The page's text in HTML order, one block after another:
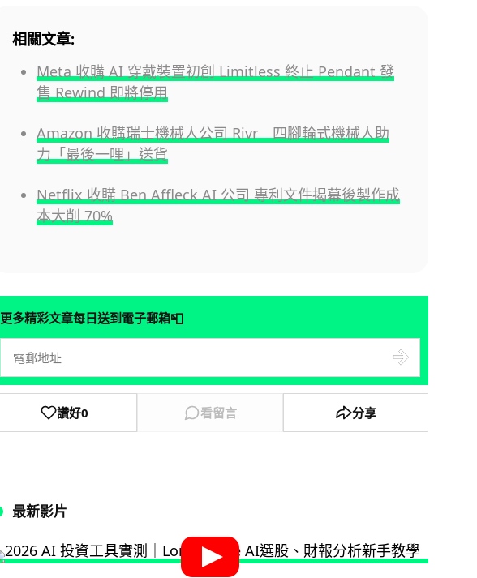
相關文章:
Meta 收購 AI 穿戴裝置初創 Limitless 終止 Pendant 發
售 Rewind 即將停用
Amazon 收購瑞士機械人公司 Rivr 四腳輪式機械人助
力「最後一哩」送貨
Netflix 收購 Ben Affleck AI 公司 專利文件揭幕後製作成
本大削 70%
更多精彩文章每日送到電子郵箱📮
讚好0 看留言 分享
最新影片